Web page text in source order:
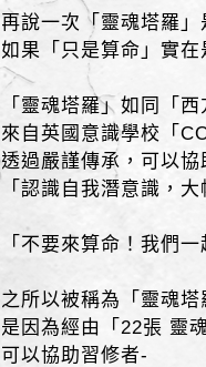
再說一次「靈魂塔羅
如果「只是算命」實在
「靈魂塔羅」如同「
來自英國意識學校「
透過嚴謹傳承，可以協
「認識自我潛意識，
「不要來算命！我們
之所以被稱為「靈魂塔
是因為經由「22張 靈
可以協助習修者-